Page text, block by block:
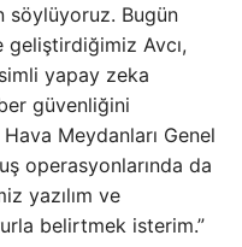
söylüyoruz. Bugün
Avcı,
yapay zeka
güvenliğini
Meydanları Genel
operasyonlarında da
yazılım ve
belirtmek isterim.”